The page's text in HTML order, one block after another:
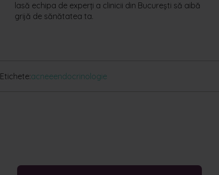
lasă echipa de experți a clinicii din București să aibă
grijă de sănătatea ta.
Etichete:acneeendocrinologie